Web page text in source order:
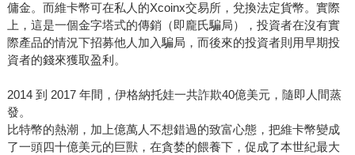
傭金。而維卡幣可在私人的Xcoinx交易所，兌換法定貨幣。實際
上，這是一個金字塔式的傳銷（即龐氏騙局），投資者在沒有實
際產品的情況下招募他人加入騙局，而後來的投資者則用早期投
資者的錢來獲取盈利。
2014 到 2017 年間，伊格納托娃一共詐欺40億美元，隨即人間蒸
發。
比特幣的熱潮，加上億萬人不想錯過的致富心態，把維卡幣變成
了一頭四十億美元的巨獸，在貪婪的餵養下，促成了本世紀最大